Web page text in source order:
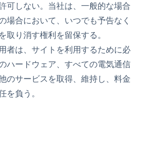
可しない。当社は、一般的な場合
場合において、いつでも予告なく
取り消す権利を留保する。
者は、サイトを利用するために必
ハードウェア、すべての電気通信
のサービスを取得、維持し、料金
を負う。